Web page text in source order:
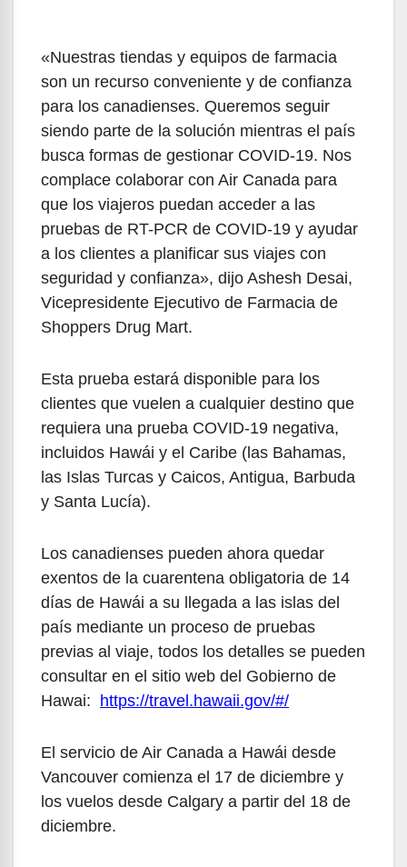
«Nuestras tiendas y equipos de farmacia
son un recurso conveniente y de confianza
para los canadienses. Queremos seguir
siendo parte de la solución mientras el país
busca formas de gestionar COVID-19. Nos
complace colaborar con Air Canada para
que los viajeros puedan acceder a las
pruebas de RT-PCR de COVID-19 y ayudar
a los clientes a planificar sus viajes con
seguridad y confianza», dijo Ashesh Desai,
Vicepresidente Ejecutivo de Farmacia de
Shoppers Drug Mart.
Esta prueba estará disponible para los
clientes que vuelen a cualquier destino que
requiera una prueba COVID-19 negativa,
incluidos Hawái y el Caribe (las Bahamas,
las Islas Turcas y Caicos, Antigua, Barbuda
y Santa Lucía).
Los canadienses pueden ahora quedar
exentos de la cuarentena obligatoria de 14
días de Hawái a su llegada a las islas del
país mediante un proceso de pruebas
previas al viaje, todos los detalles se pueden
consultar en el sitio web del Gobierno de
Hawai: https://travel.hawaii.gov/#/
El servicio de Air Canada a Hawái desde
Vancouver comienza el 17 de diciembre y
los vuelos desde Calgary a partir del 18 de
diciembre.